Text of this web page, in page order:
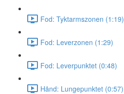
Fod: Tyktarmszonen (1:19)
Fod: Leverzonen (1:29)
Fod: Leverpunktet (0:48)
Hånd: Lungepunktet (0:57)